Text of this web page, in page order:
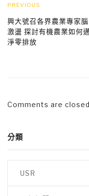
PREVIOUS
興大號召各界農業專家腦
激盪 探討有機農業如何
淨零排放
Comments are
分類
USR